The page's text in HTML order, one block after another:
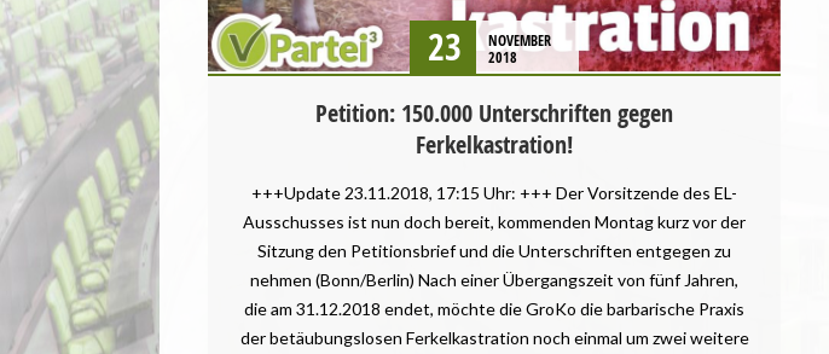
MECKLENBURG-VORPOMMERN
NIEDERSACHSEN
NORDRHEIN-WESTFALEN
PRESSEMITTEILUNG
SACHSEN
SACHSEN-ANHALT
SCHLESWIG-HOLSTEIN
THÜRINGEN
UMWELT UND KLIMA
23
NOVEMBER
2018
Petition: 150.000 Unterschriften gegen
Ferkelkastration!
+++Update 23.11.2018, 17:15 Uhr: +++ Der Vorsitzende des EL-
Ausschusses ist nun doch bereit, kommenden Montag kurz vor der
Sitzung den Petitionsbrief und die Unterschriften entgegen zu
nehmen (Bonn/Berlin) Nach einer Übergangszeit von fünf Jahren,
die am 31.12.2018 endet, möchte die GroKo die barbarische Praxis
der betäubungslosen Ferkelkastration noch einmal um zwei weitere